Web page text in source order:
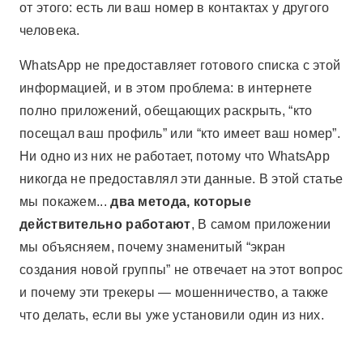
от этого: есть ли ваш номер в контактах у другого
человека.
WhatsApp не предоставляет готового списка с этой
информацией, и в этом проблема: в интернете
полно приложений, обещающих раскрыть, “кто
посещал ваш профиль” или “кто имеет ваш номер”.
Ни одно из них не работает, потому что WhatsApp
никогда не предоставлял эти данные. В этой статье
мы покажем...два метода, которые
действительно работают, В самом приложении
мы объясняем, почему знаменитый “экран
создания новой группы” не отвечает на этот вопрос
и почему эти трекеры — мошенничество, а также
что делать, если вы уже установили один из них.